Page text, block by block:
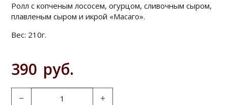
Ролл с копченым лососем, огурцом, сливочным сыром,
плавленым сыром и икрой «Масаго».
Вес: 210г.
390 руб.